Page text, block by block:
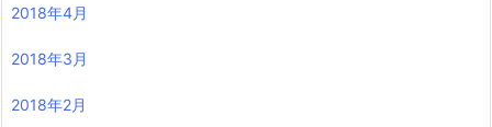
2018年4月
2018年3月
2018年2月